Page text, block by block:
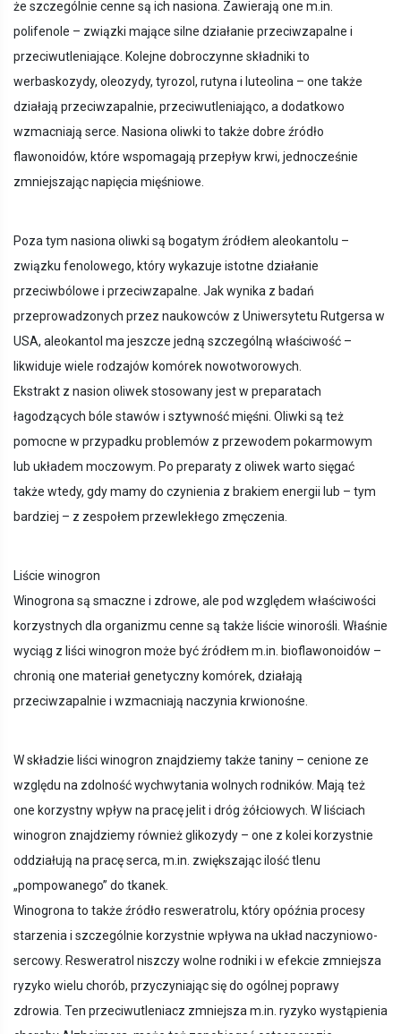
że szczególnie cenne są ich nasiona. Zawierają one m.in.
polifenole – związki mające silne działanie przeciwzapalne i
przeciwutleniające. Kolejne dobroczynne składniki to
werbaskozydy, oleozydy, tyrozol, rutyna i luteolina – one także
działają przeciwzapalnie, przeciwutleniająco, a dodatkowo
wzmacniają serce. Nasiona oliwki to także dobre źródło
flawonoidów, które wspomagają przepływ krwi, jednocześnie
zmniejszając napięcia mięśniowe.
Poza tym nasiona oliwki są bogatym źródłem aleokantolu –
związku fenolowego, który wykazuje istotne działanie
przeciwbólowe i przeciwzapalne. Jak wynika z badań
przeprowadzonych przez naukowców z Uniwersytetu Rutgersa w
USA, aleokantol ma jeszcze jedną szczególną właściwość –
likwiduje wiele rodzajów komórek nowotworowych.
Ekstrakt z nasion oliwek stosowany jest w preparatach
łagodzących bóle stawów i sztywność mięśni. Oliwki są też
pomocne w przypadku problemów z przewodem pokarmowym
lub układem moczowym. Po preparaty z oliwek warto sięgać
także wtedy, gdy mamy do czynienia z brakiem energii lub – tym
bardziej – z zespołem przewlekłego zmęczenia.
Liście winogron
Winogrona są smaczne i zdrowe, ale pod względem właściwości
korzystnych dla organizmu cenne są także liście winorośli. Właśnie
wyciąg z liści winogron może być źródłem m.in. bioflawonoidów –
chronią one materiał genetyczny komórek, działają
przeciwzapalnie i wzmacniają naczynia krwionośne.
W składzie liści winogron znajdziemy także taniny – cenione ze
względu na zdolność wychwytania wolnych rodników. Mają też
one korzystny wpływ na pracę jelit i dróg żółciowych. W liściach
winogron znajdziemy również glikozydy – one z kolei korzystnie
oddziałują na pracę serca, m.in. zwiększając ilość tlenu
„pompowanego” do tkanek.
Winogrona to także źródło resweratrolu, który opóźnia procesy
starzenia i szczególnie korzystnie wpływa na układ naczyniowo-
sercowy. Resweratrol niszczy wolne rodniki i w efekcie zmniejsza
ryzyko wielu chorób, przyczyniając się do ogólnej poprawy
zdrowia. Ten przeciwutleniacz zmniejsza m.in. ryzyko wystąpienia